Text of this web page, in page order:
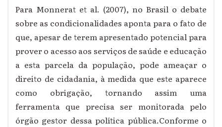
Para Monnerat et al. (2007), no Brasil o debate
sobre as condicionalidades aponta para o fato de
que, apesar de terem apresentado potencial para
prover o acesso aos serviços de saúde e educação
a esta parcela da população, pode ameaçar o
direito de cidadania, à medida que este aparece
como obrigação, tornando assim uma
ferramenta que precisa ser monitorada pelo
órgão gestor dessa política pública.Conforme o